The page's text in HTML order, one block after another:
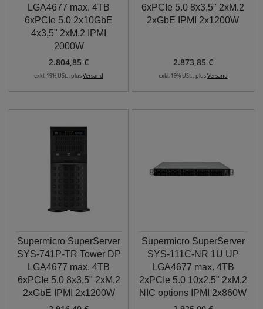
LGA4677 max. 4TB
6xPCIe 5.0 2x10GbE
4x3,5" 2xM.2 IPMI
2000W
2.804,85 €
exkl. 19% USt. , plusVersand
6xPCIe 5.0 8x3,5" 2xM.2
2xGbE IPMI 2x1200W
2.873,85 €
exkl. 19% USt. , plusVersand
Supermicro SuperServer
SYS-741P-TR Tower DP
LGA4677 max. 4TB
6xPCIe 5.0 8x3,5" 2xM.2
2xGbE IPMI 2x1200W
Supermicro SuperServer
SYS-111C-NR 1U UP
LGA4677 max. 4TB
2xPCIe 5.0 10x2,5" 2xM.2
NIC options IPMI 2x860W